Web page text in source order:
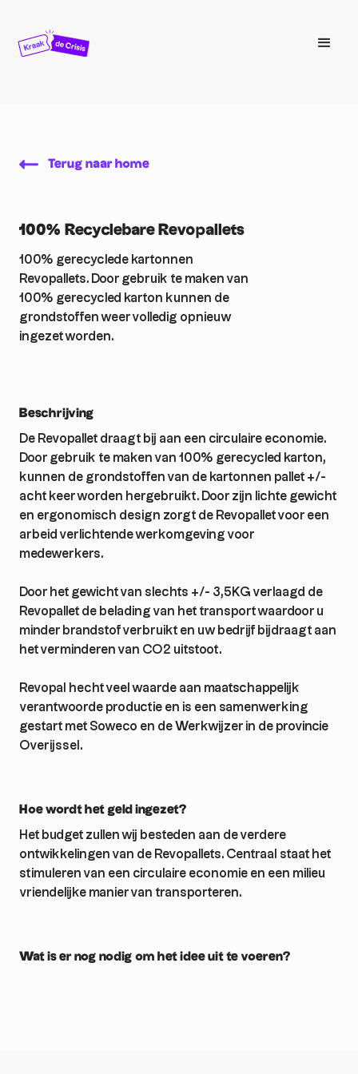
Terug naar home
100% Recyclebare Revopallets
100% gerecyclede kartonnen
Revopallets. Door gebruik te maken van
100% gerecycled karton kunnen de
grondstoffen weer volledig opnieuw
ingezet worden.
Beschrijving
De Revopallet draagt bij aan een circulaire economie.
Door gebruik te maken van 100% gerecycled karton,
kunnen de grondstoffen van de kartonnen pallet +/-
acht keer worden hergebruikt. Door zijn lichte gewicht
en ergonomisch design zorgt de Revopallet voor een
arbeid verlichtende werkomgeving voor
medewerkers.
Door het gewicht van slechts +/- 3,5KG verlaagd de
Revopallet de belading van het transport waardoor u
minder brandstof verbruikt en uw bedrijf bijdraagt aan
het verminderen van CO2 uitstoot.
Revopal hecht veel waarde aan maatschappelijk
verantwoorde productie en is een samenwerking
gestart met Soweco en de Werkwijzer in de provincie
Overijssel.
Hoe wordt het geld ingezet?
Het budget zullen wij besteden aan de verdere
ontwikkelingen van de Revopallets. Centraal staat het
stimuleren van een circulaire economie en een milieu
vriendelijke manier van transporteren.
Wat is er nog nodig om het idee uit te voeren?